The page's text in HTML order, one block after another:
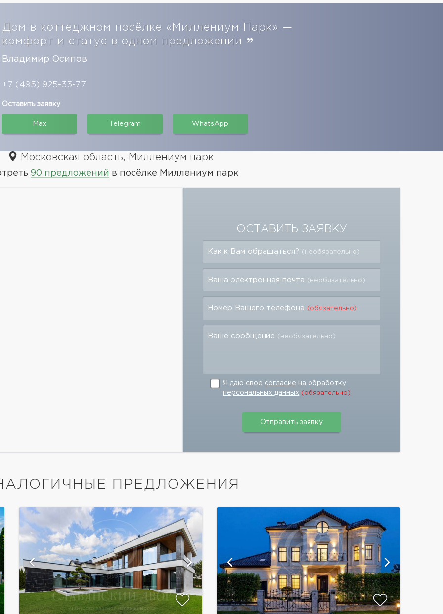
в коттеджном посёлке «Миллениум Парк» —
комфорт и статус в одном предложении
Владимир Осипов
+7 (495) 925-33-77
Оставить заявку
Max Telegram WhatsApp
Московская область, Миллениум парк
90 предложений в посёлке Миллениум парк
ОСТАВИТЬ ЗАЯВКУ
Как к Вам обращаться? (необязательно)
Ваша электронная почта (необязательно)
Номер Вашего телефона (обязательно)
Ваше сообщение (необязательно)
Я даю свое согласие на обработку
персональных данных (обязательно)
ПРЕДЛОЖЕНИЯ
показать ещё 31 фотографию